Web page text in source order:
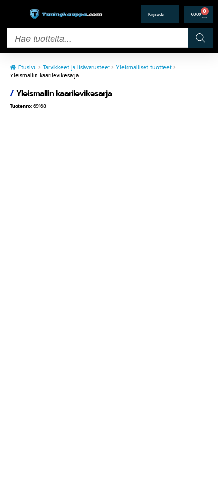
€0,00 0
Etusivu Tarvikkeet ja lisävarusteet
Yleismalliset tuotteet
Yleismallin kaarilevikesarja
/Yleismallin kaarilevikesarja
Tuotenro: 69168